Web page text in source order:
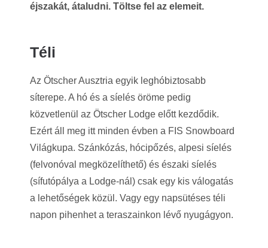
éjszakát, átaludni. Töltse fel az elemeit.
Téli
Az Ötscher Ausztria egyik leghóbiztosabb
síterepe. A hó és a síelés öröme pedig
közvetlenül az Ötscher Lodge előtt kezdődik.
Ezért áll meg itt minden évben a FIS Snowboard
Világkupa. Szánkózás, hócipőzés, alpesi síelés
(felvonóval megközelíthető) és északi síelés
(sífutópálya a Lodge-nál) csak egy kis válogatás
a lehetőségek közül. Vagy egy napsütéses téli
napon pihenhet a teraszainkon lévő nyugágyon.